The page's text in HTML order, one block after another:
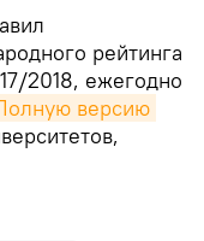
рейтинга
2018, ежегодно
версию